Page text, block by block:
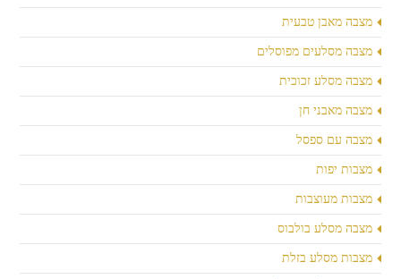
מצבה מאבן טבעית
מצבה מסלעים מפוסלים
מצבה מסלע זכוכית
מצבה מאבני חן
מצבה עם ספסל
מצבות יפות
מצבות מעוצבות
מצבה מסלע בולבוס
מצבות מסלע בזלת